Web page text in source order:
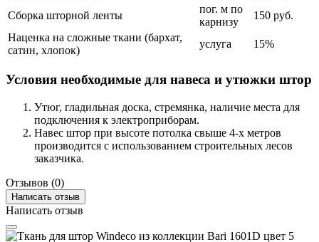
Сборка шторной ленты
пог. м по
карнизу
150 руб.
Наценка на сложные ткани (бархат,
сатин, хлопок)
услуга 15%
Условия необходимые для навеса и утюжки штор
Утюг, гладильная доска, стремянка, наличие места для
подключения к электроприборам.
Навес штор при высоте потолка свыше 4-х метров
производится с использованием строительных лесов
заказчика.
Отзывов (0)
Написать отзыв
Написать отзыв